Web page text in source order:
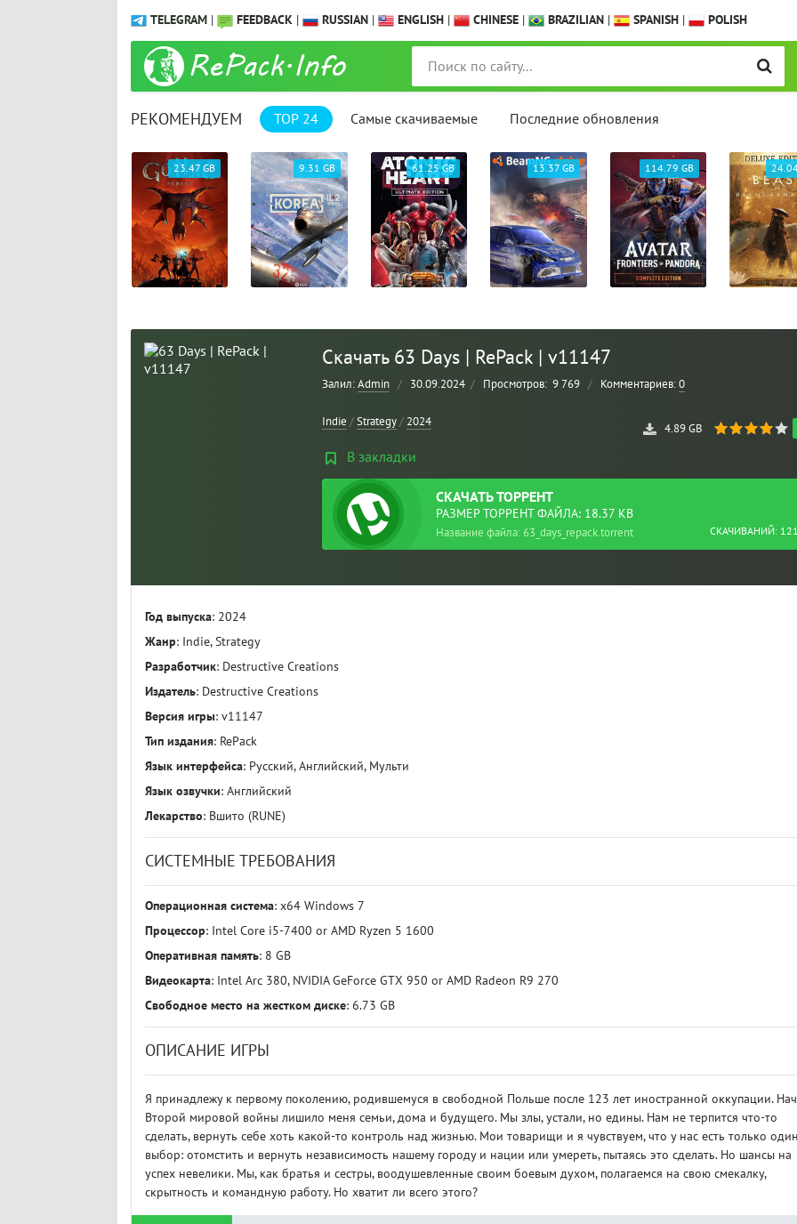
TELEGRAM | FEEDBACK | RUSSIAN | ENGLISH | CHINESE | BRAZILIAN | SPANISH | POLISH
РЕКОМЕНДУЕМ TOP 24 Самые скачиваемые Последние обновления
23.47 GB 9.31 GB 61.25 GB 13.37 GB 114.79 GB
Скачать 63 Days | RePack | v11147
Залил:Admin / 30.09.2024 / Просмотров: 9 769 / Комментариев:0
4.89 GB
Indie /Strategy/ 2024
В закладки
СКАЧАТЬТОРРЕНТ
РАЗМЕР ТОРРЕНТ ФАЙЛА: 18.37 KB
СКАЧИВАНИЙ:
Название файла: 63_days_repack.torrent
Год выпуска: 2024
Жанр: Indie, Strategy
Разработчик: Destructive Creations
Издатель: Destructive Creations
Версия игры: v11147
Тип издания: RePack
Язык интерфейса: Русский, Английский, Мульти
Язык озвучки: Английский
Лекарство: Вшито (RUNE)
СИСТЕМНЫЕ ТРЕБОВАНИЯ
Операционная система: x64 Windows 7
Процессор: Intel Core i5-7400 or AMD Ryzen 5 1600
Оперативная память: 8 GB
Видеокарта: Intel Arc 380, NVIDIA GeForce GTX 950 or AMD Radeon R9 270
Свободное место на жестком диске: 6.73 GB
ОПИСАНИЕ ИГРЫ
Я принадлежу к первому поколению, родившемуся в свободной Польше после 123 лет иностранной оккупации.
Второй мировой войны лишило меня семьи, дома и будущего. Мы злы, устали, но едины. Нам не терпится что-то
сделать, вернуть себе хоть какой-то контроль над жизнью. Мои товарищи и я чувствуем, что у нас есть только один
выбор: отомстить и вернуть независимость нашему городу и нации или умереть, пытаясь это сделать. Но шансы на
успех невелики. Мы, как братья и сестры, воодушевленные своим боевым духом, полагаемся на свою смекалку,
скрытность и командную работу. Но хватит ли всего этого?